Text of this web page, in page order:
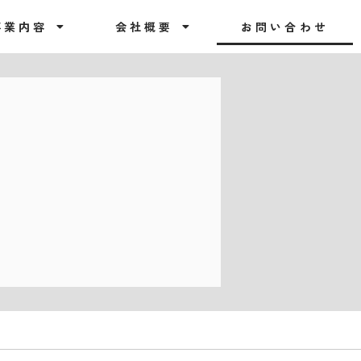
業内容 会社概要 お問い合わせ